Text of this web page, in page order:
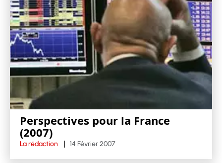
Perspectives pour la France
(2007)
La rédaction 14 Février 2007